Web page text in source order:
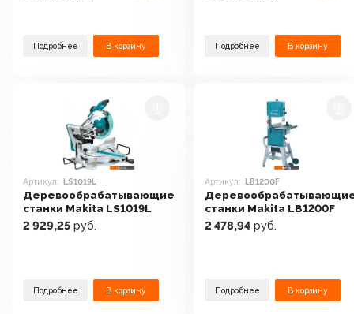
Подробнее В корзину Подробнее В корзину
Артикул: LS1019L
Деревообрабатывающие
станки Makita LS1019L
2 929,25 руб.
Подробнее В корзину
Артикул: LB1200F
станки Makita LB1200F
2 478,94 руб.
Подробнее В корзину